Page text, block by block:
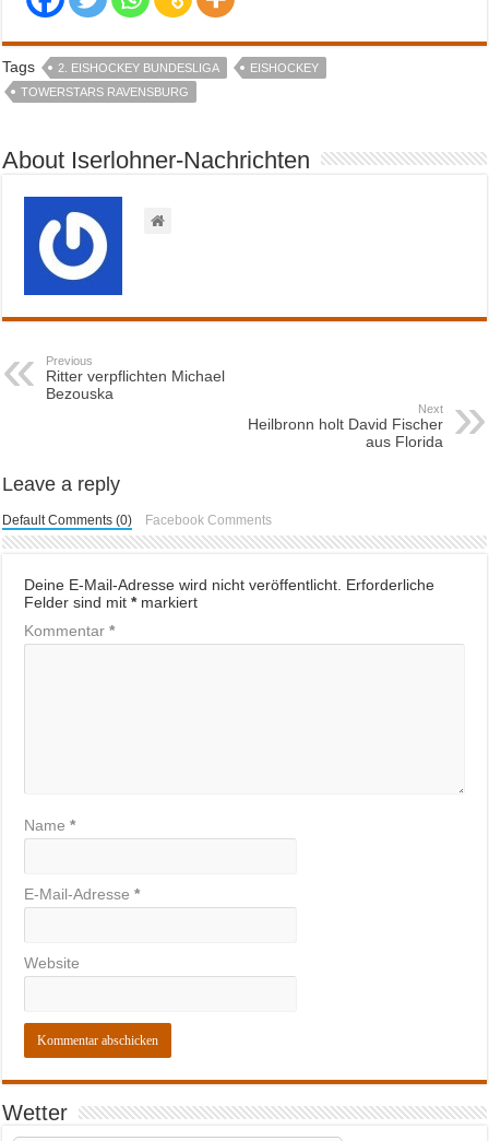
Tags 2. EISHOCKEY BUNDESLIGA
EISHOCKEY
TOWERSTARS RAVENSBURG
About Iserlohner-Nachrichten
Previous
Ritter verpflichten Michael
Bezouska
Next
Heilbronn holt David Fischer
aus Florida
Leave a reply
Default Comments (0) Facebook Comments
Deine E-Mail-Adresse wird nicht veröffentlicht. Erforderliche
Felder sind mit*markiert
Kommentar*
Name*
E-Mail-Adresse*
Website
Wetter